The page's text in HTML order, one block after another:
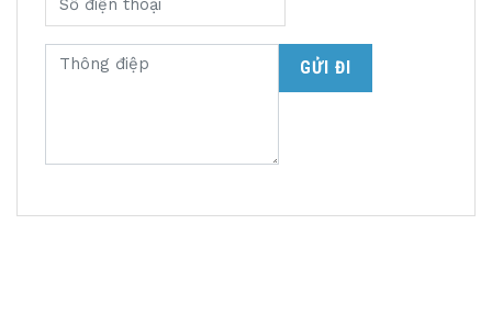
GỬI ĐI